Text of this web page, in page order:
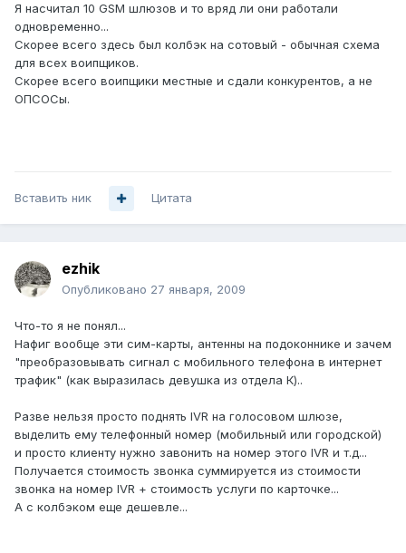
Я насчитал 10 GSM шлюзов и то вряд ли они работали
одновременно...
Скорее всего здесь был колбэк на сотовый - обычная схема
для всех воипщиков.
Скорее всего воипщики местные и сдали конкурентов, а не
ОПСОСы.
Вставить ник Цитата
ezhik
Опубликовано 27 января, 2009
Что-то я не понял...
Нафиг вообще эти сим-карты, антенны на подоконнике и зачем
"преобразовывать сигнал с мобильного телефона в интернет
трафик" (как выразилась девушка из отдела К)..
Разве нельзя просто поднять IVR на голосовом шлюзе,
выделить ему телефонный номер (мобильный или городской)
и просто клиенту нужно завонить на номер этого IVR и т.д...
Получается стоимость звонка суммируется из стоимости
звонка на номер IVR + стоимость услуги по карточке...
А с колбэком еще дешевле...